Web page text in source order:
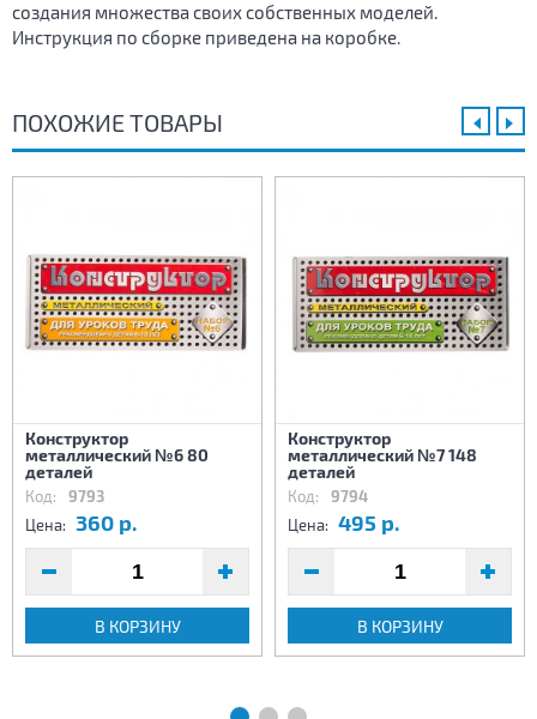
создания множества своих собственных моделей.
Инструкция по сборке приведена на коробке.
ПОХОЖИЕ ТОВАРЫ
Конструктор
металлический №6 80
деталей
Код: 9793
Цена: 360 р.
В КОРЗИНУ
Конструктор
металлический №7 148
деталей
Код: 9794
Цена: 495 р.
В КОРЗИНУ